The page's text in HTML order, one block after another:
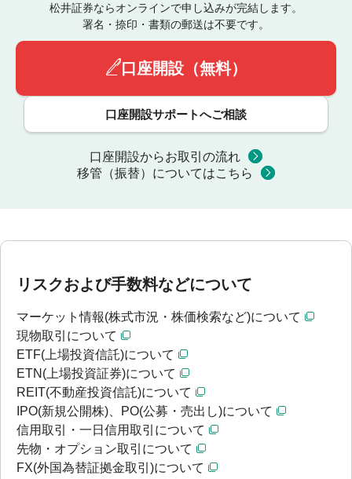
松井証券ならオンラインで申し込みが完結します。
署名・捺印・書類の郵送は不要です。
口座開設（無料）
口座開設サポートへご相談
口座開設からお取引の流れ
移管（振替）についてはこちら
リスクおよび手数料などについて
マーケット情報(株式市況・株価検索など)について
現物取引について
ETF(上場投資信託)について
ETN(上場投資証券)について
REIT(不動産投資信託)について
IPO(新規公開株)、PO(公募・売出し)について
信用取引・一日信用取引について
先物・オプション取引について
FX(外国為替証拠金取引)について